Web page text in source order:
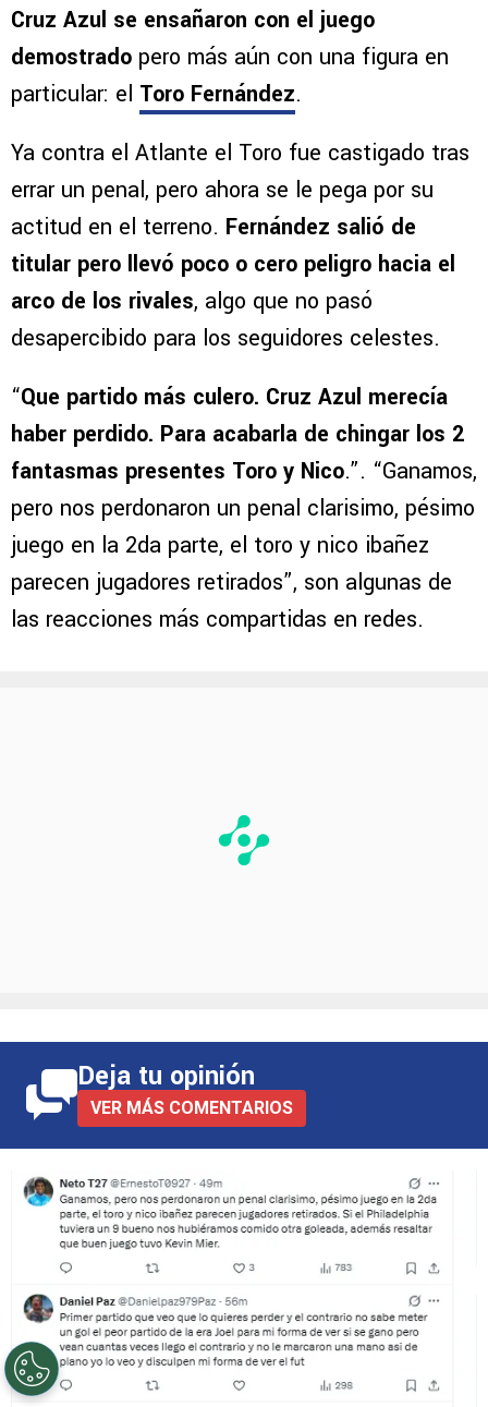
Cruz Azul se ensañaron con el juego
demostrado pero más aún con una figura en
particular: el Toro Fernández.
Ya contra el Atlante el Toro fue castigado tras
errar un penal, pero ahora se le pega por su
actitud en el terreno. Fernández salió de
titular pero llevó poco o cero peligro hacia el
arco de los rivales, algo que no pasó
desapercibido para los seguidores celestes.
“Que partido más culero. Cruz Azul merecía
haber perdido. Para acabarla de chingar los 2
fantasmas presentes Toro y Nico.”. “Ganamos,
pero nos perdonaron un penal clarisimo, pésimo
juego en la 2da parte, el toro y nico ibañez
parecen jugadores retirados”, son algunas de
las reacciones más compartidas en redes.
Deja tu opinión
VER MÁS COMENTARIOS